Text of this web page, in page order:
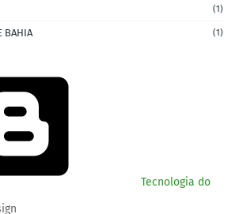
(1)
BAHIA (1)
Tecnologia do